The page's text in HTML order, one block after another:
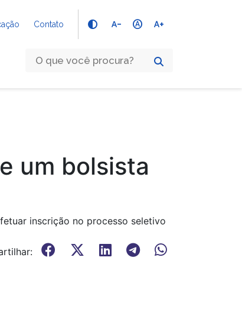
Contato text_decrease hdr_auto text_increase
um bolsista
inscrição no processo seletivo